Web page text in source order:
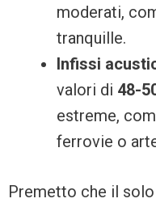
moderati,
tranquille.
Infissi
valori di 48-
estreme,
ferrovie o
Premetto che il